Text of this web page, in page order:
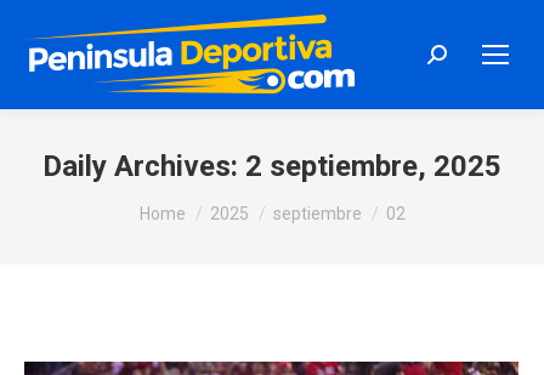
Search:
Daily Archives: 2 septiembre, 2025
You are here:
Home 2025 septiembre 02